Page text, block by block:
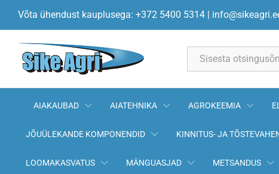
Võta ühendust kauplusega: +372 5400 5314 |
AIAKAUBAD AIATEHNIKA AGROKEEMIA
JÕUÜLEKANDE KOMPONENDID KINNITUS- JA
LOOMAKASVATUS MÄNGUASJAD METSANDUS
Määrdepresssi otsik G1/8" sk